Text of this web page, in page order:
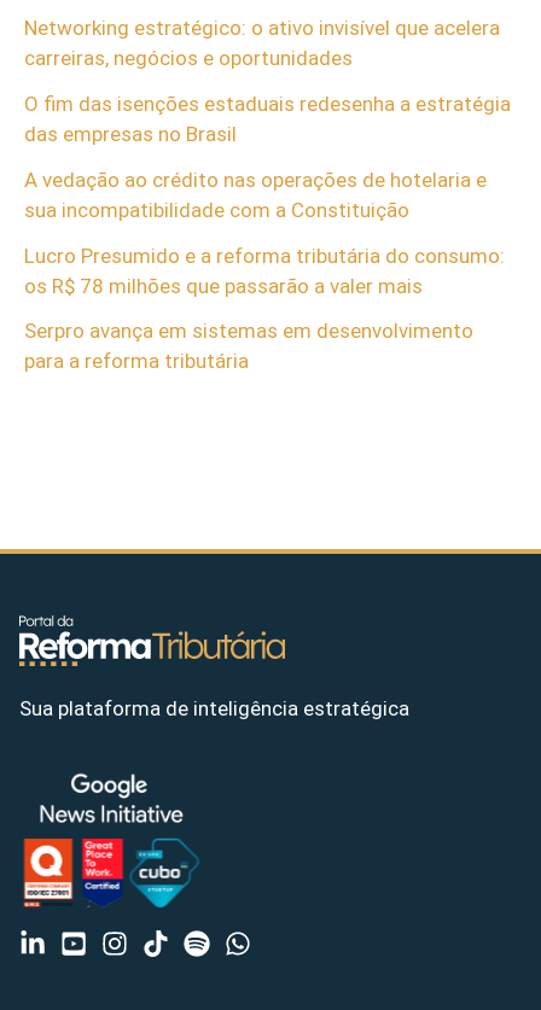
Networking estratégico: o ativo invisível que acelera
carreiras, negócios e oportunidades
O fim das isenções estaduais redesenha a estratégia
das empresas no Brasil
A vedação ao crédito nas operações de hotelaria e
sua incompatibilidade com a Constituição
Lucro Presumido e a reforma tributária do consumo:
os R$ 78 milhões que passarão a valer mais
Serpro avança em sistemas em desenvolvimento
para a reforma tributária
Sua plataforma de inteligência estratégica